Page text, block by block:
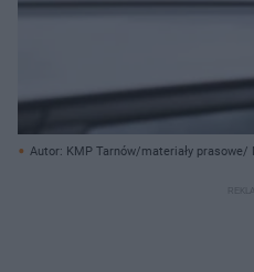
Autor: KMP Tarnów/materiały prasowe/